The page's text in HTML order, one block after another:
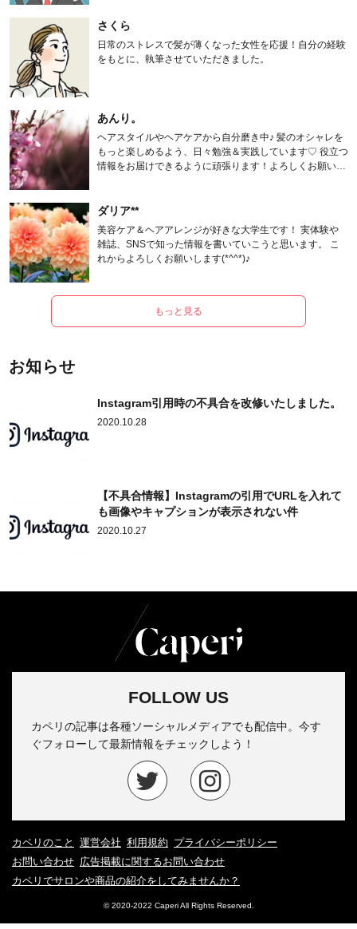
さくら
日常のストレスで髪が薄くなった女性を応援！自分の経験
をもとに、執筆させていただきました。
あんり。
ヘアスタイルやヘアケアから自分磨き中♪ 髪のオシャレを
もっと楽しめるよう、日々勉強＆実践しています♡ 役立つ
情報をお届けできるように頑張ります！よろしくお願いし
ダリア**
美容ケア＆ヘアアレンジが好きな大学生です！ 実体験や
雑誌、SNSで知った情報を書いていこうと思います。 こ
れからよろしくお願いします(*^^*)♪
もっと見る
お知らせ
Instagram引用時の不具合を改修いたしました。
2020.10.28
【不具合情報】Instagramの引用でURLを入れて
も画像やキャプションが表示されない件
2020.10.27
FOLLOW US
カペリの記事は各種ソーシャルメディアでも配信中。今す
ぐフォローして最新情報をチェックしよう！
カペリのこと 運営会社 利用規約 プライバシーポリシー
お問い合わせ 広告掲載に関するお問い合わせ
カペリでサロンや商品の紹介をしてみませんか？
© 2020-2022 Caperi All Rights Reserved.